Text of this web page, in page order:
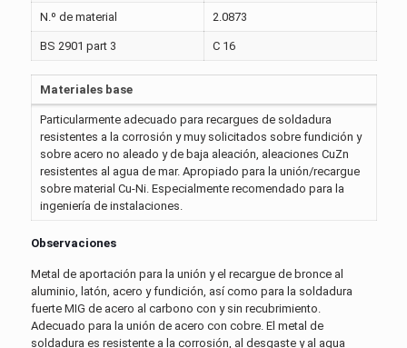
N.º de material 2.0873
BS 2901 part 3 C 16
Materiales base
Particularmente adecuado para recargues de soldadura
resistentes a la corrosión y muy solicitados sobre fundición y
sobre acero no aleado y de baja aleación, aleaciones CuZn
resistentes al agua de mar. Apropiado para la unión/recargue
sobre material Cu-Ni. Especialmente recomendado para la
ingeniería de instalaciones.
Observaciones
Metal de aportación para la unión y el recargue de bronce al
aluminio, latón, acero y fundición, así como para la soldadura
fuerte MIG de acero al carbono con y sin recubrimiento.
Adecuado para la unión de acero con cobre. El metal de
soldadura es resistente a la corrosión, al desgaste y al agua